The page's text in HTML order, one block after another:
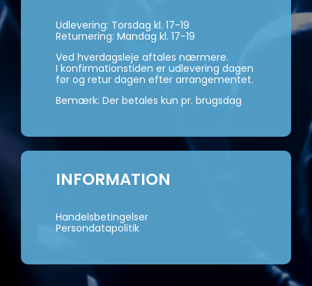
Udlevering: Torsdag kl. 17-19
Returnering: Mandag kl. 17-19
Ved hverdagsleje aftales nærmere.
I konfirmationstiden er udlevering dagen
før og retur dagen efter arrangementet.
Bemærk: Der betales kun pr. brugsdag
INFORMATION
Handelsbetingelser
Persondatapolitik